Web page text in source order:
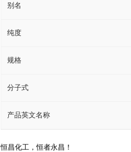
别名
纯度
规格
分子式
产品英文名称
恒昌化工，恒者永昌！